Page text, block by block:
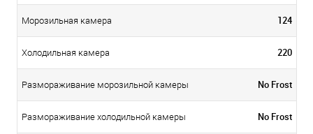
Морозильная камера 124
Холодильная камера 220
Размораживание морозильной камеры No Frost
Размораживание холодильной камеры No Frost